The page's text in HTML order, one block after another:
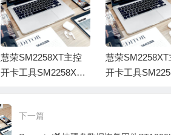
慧荣SM2258XT主控
开卡工具SM2258XT_
_FWQ0501B
慧荣SM2258XT
开卡工具
下一篇